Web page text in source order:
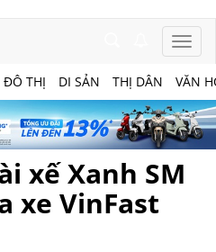
ĐÔ THỊ DI SẢN THỊ DÂN VĂN
xế Xanh SM
xe VinFast